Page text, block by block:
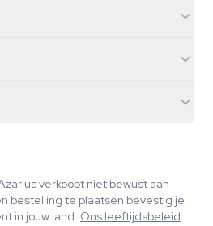
verkoopt niet bewust aan
bestelling te plaatsen bevestig je
in jouw land. Ons leeftijdsbeleid